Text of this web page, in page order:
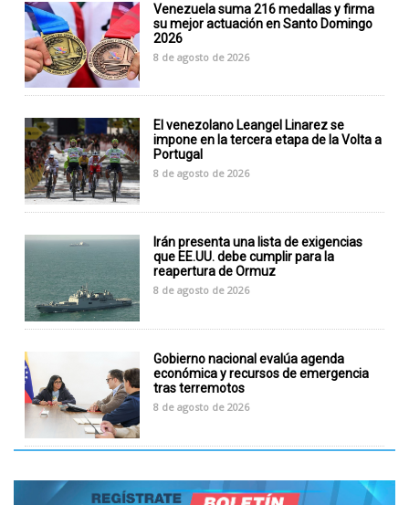
Venezuela suma 216 medallas y firma
su mejor actuación en Santo Domingo
2026
8 de agosto de 2026
El venezolano Leangel Linarez se
impone en la tercera etapa de la Volta a
Portugal
8 de agosto de 2026
Irán presenta una lista de exigencias
que EE.UU. debe cumplir para la
reapertura de Ormuz
8 de agosto de 2026
Gobierno nacional evalúa agenda
económica y recursos de emergencia
tras terremotos
8 de agosto de 2026